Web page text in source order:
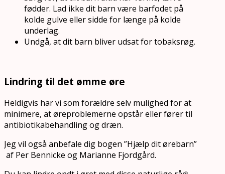
fødder. Lad ikke dit barn være barfodet på
kolde gulve eller sidde for længe på kolde
underlag.
Undgå, at dit barn bliver udsat for tobaksrøg.
Lindring til det ømme øre
Heldigvis har vi som forældre selv mulighed for at
minimere, at øreproblemerne opstår eller fører til
antibiotikabehandling og dræn.
Jeg vil også anbefale dig bogen ”Hjælp dit ørebarn”
af Per Bennicke og Marianne Fjordgård.